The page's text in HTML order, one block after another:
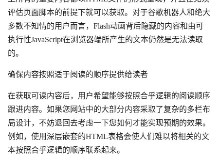
评估页面脚本的前提下就可以获取。对于谷歌机器人和绝大
多数不知情的用户而言，Flash动画背后隐藏的内容和由可
执行性JavaScript在浏览器端所产生的文本仍然是无法读取
的。
确保内容按照适于阅读的顺序提供给读者
在获取可读内容后，用户希望能够按照合乎逻辑的阅读顺序
跟进内容。如果您网站中的大部分内容采取了复杂的多栏布
局设计，不妨退回去考虑一下您如何才能实现预期的效果。
例如，使用深层嵌套的HTML表格会使人们难以将相关的文
本按照合乎逻辑的顺序联系起来。